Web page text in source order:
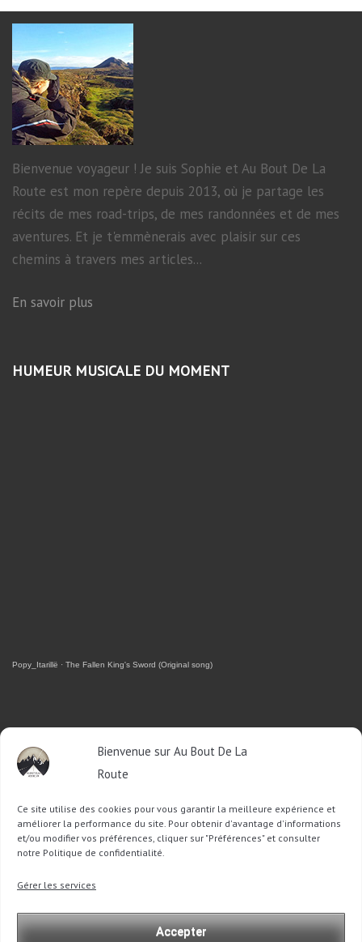
Bienvenue sur Au Bout De La
Route
Ce site utilise des cookies pour vous garantir la meilleure expérience et
améliorer la performance du site. Pour obtenir d'avantage d'informations
et/ou modifier vos préférences, cliquer sur "Préférences" et consulter
notre Politique de confidentialité.
Gérer les services
Accepter
Bienvenue voyageur ! Je suis Sophie et Au Bout De La
Route est mon repère depuis 2013, où je partage les
récits de mes road-trips, de mes randonnées et de mes
aventures. Et je t'emmènerais avec plaisir sur ces
chemins à travers mes articles...
En savoir plus
HUMEUR MUSICALE DU MOMENT
Popy_Itarillë · The Fallen King's Sword (Original song)
RETROUVEZ-MOI SUR FACEBOOK
OU SUR TWITTER
Follow @Sophie_ABDLRTweet to @Sophie_ABDLR
: